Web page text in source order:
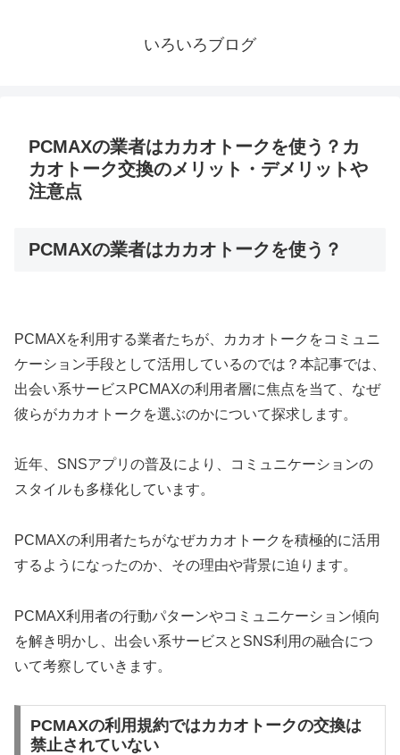
いろいろブログ
PCMAXの業者はカカオトークを使う？カ
カオトーク交換のメリット・デメリットや
注意点
PCMAXの業者はカカオトークを使う？
PCMAXを利用する業者たちが、カカオトークをコミュニ
ケーション手段として活用しているのでは？本記事では、
出会い系サービスPCMAXの利用者層に焦点を当て、なぜ
彼らがカカオトークを選ぶのかについて探求します。
近年、SNSアプリの普及により、コミュニケーションの
スタイルも多様化しています。
PCMAXの利用者たちがなぜカカオトークを積極的に活用
するようになったのか、その理由や背景に迫ります。
PCMAX利用者の行動パターンやコミュニケーション傾向
を解き明かし、出会い系サービスとSNS利用の融合につ
いて考察していきます。
PCMAXの利用規約ではカカオトークの交換は
禁止されていない